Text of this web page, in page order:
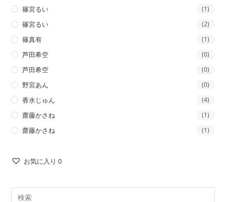
篠宮るい (1)
篠宮るい (2)
篠真有 (1)
芦田希空 (0)
芦田希空 (0)
野宮あん (0)
香水じゅん (4)
齋藤かさね (1)
齋藤かさね (1)
お気に入り 0